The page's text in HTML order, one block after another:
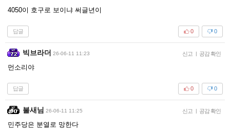
4050이 호구로 보이냐 써글년이
답글 0
0
빅브라더 26-06-11 11:23 신고 | 공감 확인
먼소리야
답글 0
0
불새님 26-06-11 11:25 신고 | 공감 확인
민주당은 분열로 망한다